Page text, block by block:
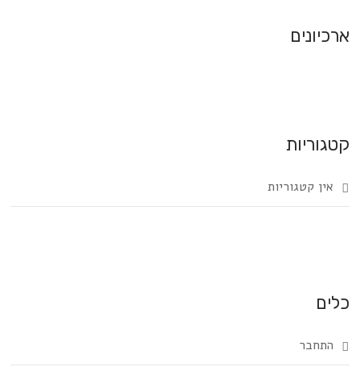
ארכיונים
קטגוריות
אין קטגוריות
כלים
התחבר